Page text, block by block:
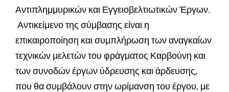
Αντιπλημμυρικών και Εγγειοβελτιωτικών Έργων.
Αντικείμενο της σύμβασης είναι η
επικαιροποίηση και συμπλήρωση των αναγκαίων
τεχνικών μελετών του φράγματος Καρβούνη και
των συνοδών έργων ύδρευσης και άρδευσης,
που θα συμβάλουν στην ωρίμανση του έργου, με